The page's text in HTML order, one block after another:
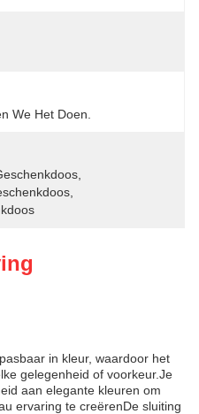
We Het Doen.
in kleur, waardoor het
gelegenheid of voorkeur.Je
aan elegante kleuren om
ervaring te creërenDe sluiting